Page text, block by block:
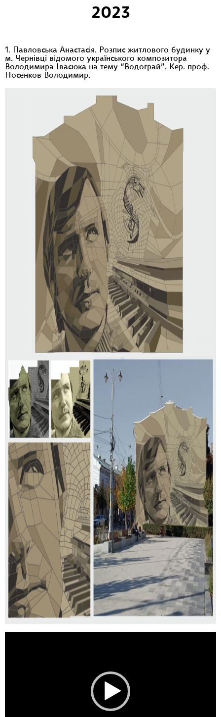
2023
1. Павловська Анастасія. Розпис житлового будинку у
м. Чернівці відомого українського композитора
Володимира Івасюка на тему “Водограй”. Кер. проф.
Носенков Володимир.